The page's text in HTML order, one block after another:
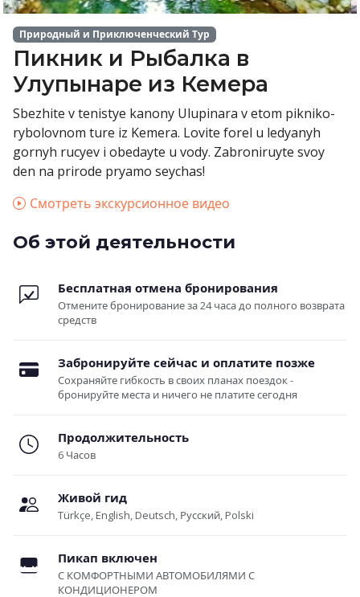
Природный и Приключенческий Тур
Пикник и Рыбалка в
Улупынаре из Кемера
Sbezhite v tenistye kanony Ulupinara v etom pikniko-
rybolovnom ture iz Kemera. Lovite forel u ledyanyh
gornyh rucyev i obedayte u vody. Zabroniruyte svoy
den na prirode pryamo seychas!
Смотреть экскурсионное видео
Об этой деятельности
Бесплатная отмена бронирования
Отмените бронирование за 24 часа до полного возврата
средств
Забронируйте сейчас и оплатите позже
Сохраняйте гибкость в своих планах поездок -
бронируйте места и ничего не платите сегодня
Продолжительность
6 Часов
Живой гид
Türkçe, English, Deutsch, Русский, Polski
Пикап включен
С КОМФОРТНЫМИ АВТОМОБИЛЯМИ С
КОНДИЦИОНЕРОМ